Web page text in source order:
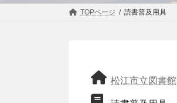
TOPページ 読書普及用具
松江市立図書館